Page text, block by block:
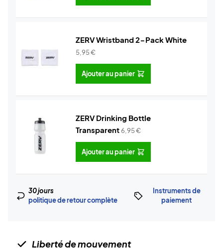
ZERV Wristband 2-Pack White
5,95€
Ajouter au panier
ZERV Drinking Bottle
Transparent6,95€
Ajouter au panier
30 jours
politique de retour complète
Instruments de
paiement
Liberté de mouvement